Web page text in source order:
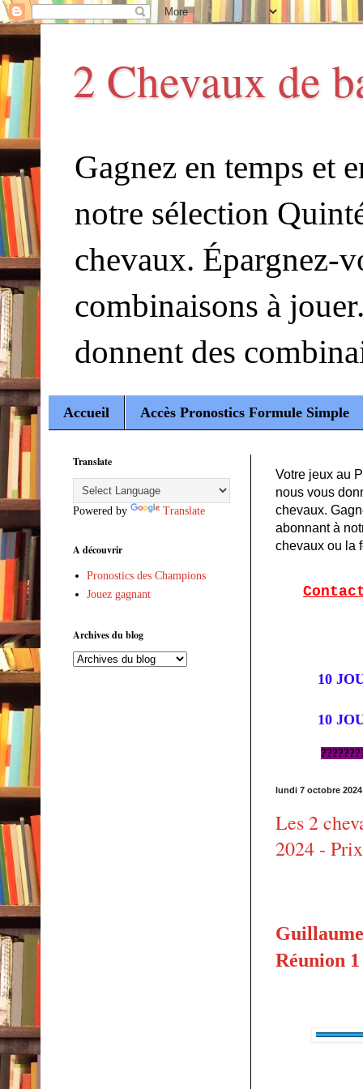
2 Chevaux de
Gagnez en temps et
notre sélection
chevaux. Épargnez-
combinaisons à
donnent des
Accueil Accès Pronostics Formule Simple
Votre jeux au
nous vous
chevaux.
abonnant à
chevaux ou la
10
10
lundi 7 octobre 2024
Les 2
2024 -
Réunion
Translate
Powered by Translate
A découvrir
Pronostics des Champions
Jouez gagnant
Archives du blog